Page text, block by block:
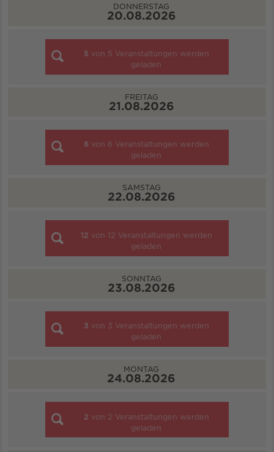
DONNERSTAG
20.08.2026
5 von 5 Veranstaltungen werden
geladen
FREITAG
21.08.2026
6 von 6 Veranstaltungen werden
geladen
SAMSTAG
22.08.2026
12 von 12 Veranstaltungen werden
geladen
SONNTAG
23.08.2026
3 von 3 Veranstaltungen werden
geladen
MONTAG
24.08.2026
2 von 2 Veranstaltungen werden
geladen